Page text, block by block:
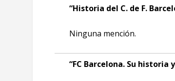
“Historia del C. de F.
Ninguna mención.
“FC Barcelona. Su historia